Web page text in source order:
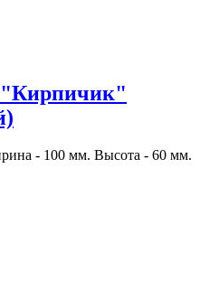
"Кирпичик"
- 100 мм. Высота - 60 мм.